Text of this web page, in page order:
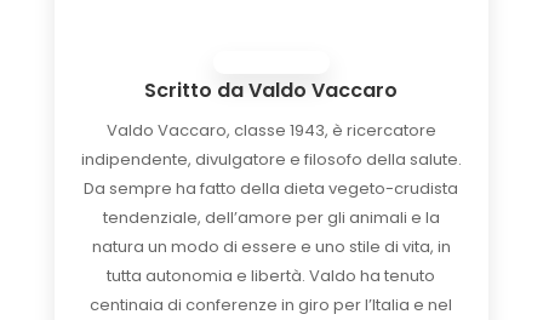
Scritto daValdo Vaccaro
Valdo Vaccaro, classe 1943, è ricercatore
indipendente, divulgatore e filosofo della salute.
Da sempre ha fatto della dieta vegeto-crudista
tendenziale, dell’amore per gli animali e la
natura un modo di essere e uno stile di vita, in
tutta autonomia e libertà. Valdo ha tenuto
centinaia di conferenze in giro per l’Italia e nel